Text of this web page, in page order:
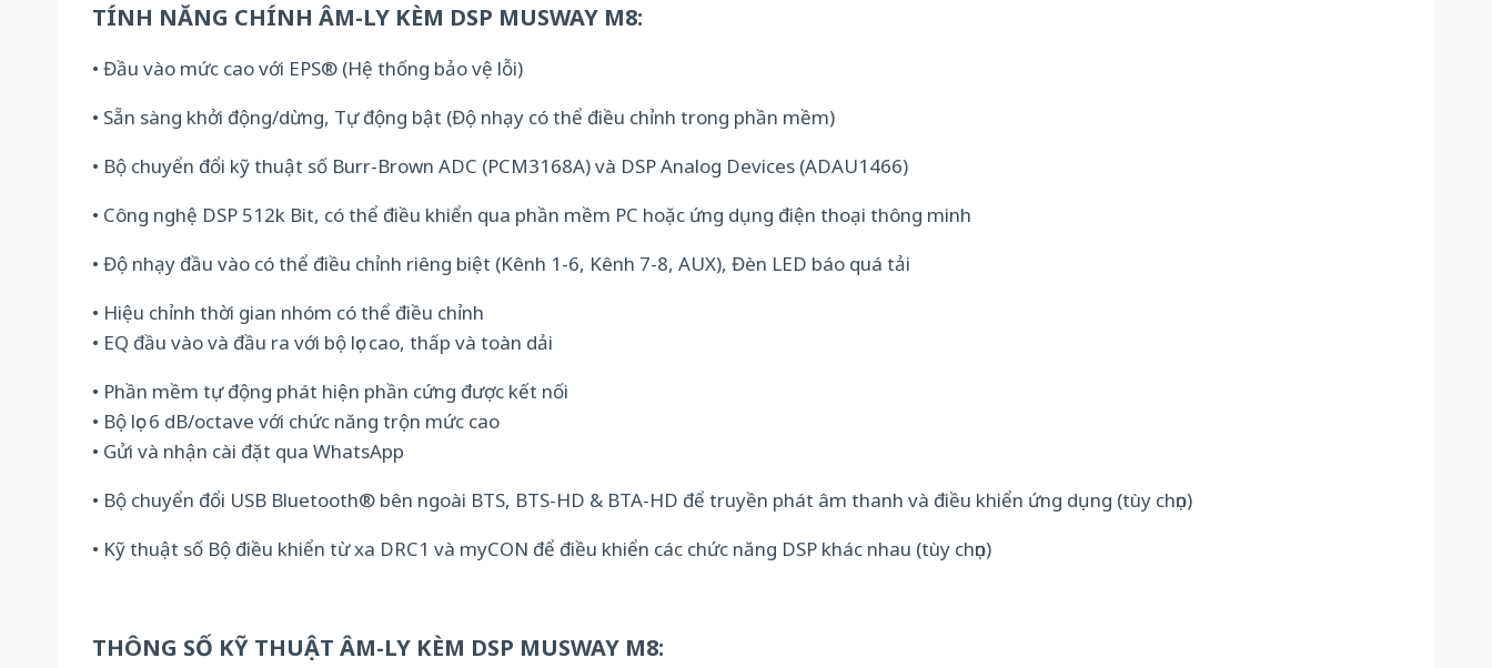
TÍNH NĂNG CHÍNH ÂM-LY KÈM DSP MUSWAY M8:
• Đầu vào mức cao với EPS® (Hệ thống bảo vệ lỗi)
• Sẵn sàng khởi động/dừng, Tự động bật (Độ nhạy có thể điều chỉnh trong phần mềm)
• Bộ chuyển đổi kỹ thuật số Burr-Brown ADC (PCM3168A) và DSP Analog Devices (ADAU1466)
• Công nghệ DSP 512k Bit, có thể điều khiển qua phần mềm PC hoặc ứng dụng điện thoại thông minh
• Độ nhạy đầu vào có thể điều chỉnh riêng biệt (Kênh 1-6, Kênh 7-8, AUX), Đèn LED báo quá tải
• Hiệu chỉnh thời gian nhóm có thể điều chỉnh
• EQ đầu vào và đầu ra với bộ lọc cao, thấp và toàn dải
• Phần mềm tự động phát hiện phần cứng được kết nối
• Bộ lọc 6 dB/octave với chức năng trộn mức cao
• Gửi và nhận cài đặt qua WhatsApp
• Bộ chuyển đổi USB Bluetooth® bên ngoài BTS, BTS-HD & BTA-HD để truyền phát âm thanh và điều khiển ứng dụng (tùy chọn)
• Kỹ thuật số Bộ điều khiển từ xa DRC1 và myCON để điều khiển các chức năng DSP khác nhau (tùy chọn)
THÔNG SỐ KỸ THUẬT ÂM-LY KÈM DSP MUSWAY M8: